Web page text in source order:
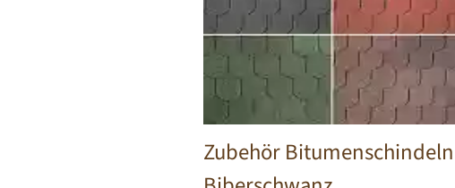
Zubehör Bitumenschindeln